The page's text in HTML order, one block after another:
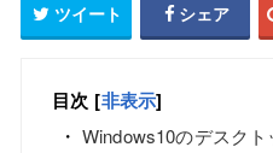
ツイート シェア
目次 [非表示]
Windows10のデスク